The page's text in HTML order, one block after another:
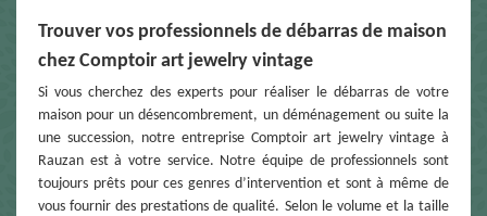
Trouver vos professionnels de débarras de maison
chez Comptoir art jewelry vintage
Si vous cherchez des experts pour réaliser le débarras de votre
maison pour un désencombrement, un déménagement ou suite la
une succession, notre entreprise Comptoir art jewelry vintage à
Rauzan est à votre service. Notre équipe de professionnels sont
toujours prêts pour ces genres d’intervention et sont à même de
vous fournir des prestations de qualité. Selon le volume et la taille